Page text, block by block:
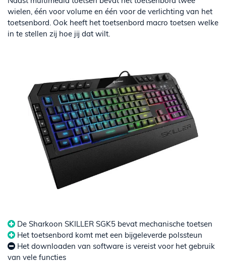
wielen, één voor volume en één voor de verlichting van het
toetsenbord. Ook heeft het toetsenbord macro toetsen welke
in te stellen zij hoe jij dat wilt.
De Sharkoon SKILLER SGK5 bevat mechanische toetsen
Het toetsenbord komt met een bijgeleverde polssteun
Het downloaden van software is vereist voor het gebruik
van vele functies